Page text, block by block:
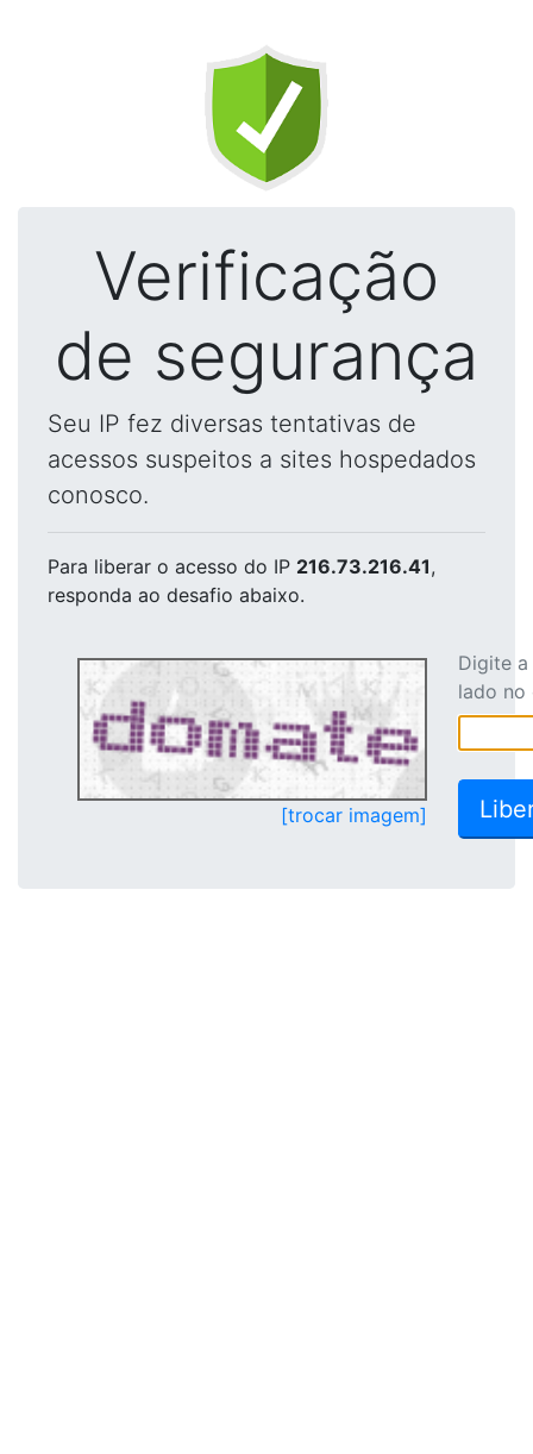
Verificação
de segurança
Seu IP fez diversas tentativas de
acessos suspeitos a sites hospedados
conosco.
Para liberar o acesso do IP 216.73.216.41,
responda ao desafio abaixo.
[trocar imagem]
Digite
lado no